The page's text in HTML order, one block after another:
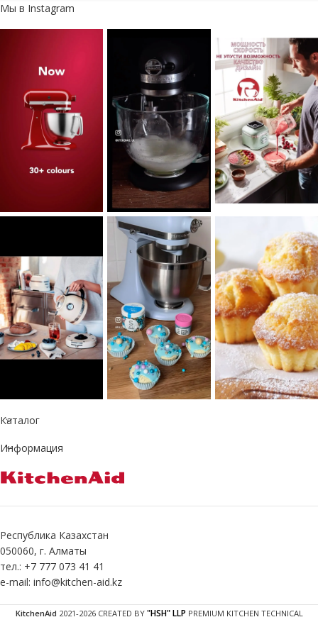
Мы в Instagram
Каталог
Информация
Республика Казахстан
050060, г. Алматы
тел.: +7 777 073 41 41
e-mail: info@kitchen-aid.kz
KitchenAid 2021-2026 CREATED BY "HSH" LLP PREMIUM KITCHEN TECHNICAL